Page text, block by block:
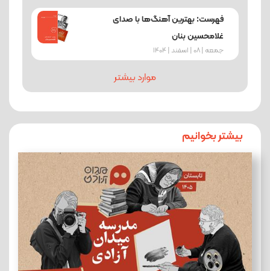
فهرست: بهترین آهنگ‌ها با صدای
غلامحسین بنان
جمعه | 08 | اسفند | 1404
موارد بیشتر
بیشتر بخوانیم